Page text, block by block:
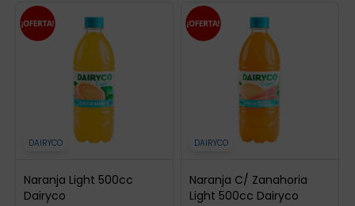
DAIRYCO
Naranja Light 500cc
Dairyco
DAIRYCO
Naranja C/ Zanahoria
Light 500cc Dairyco